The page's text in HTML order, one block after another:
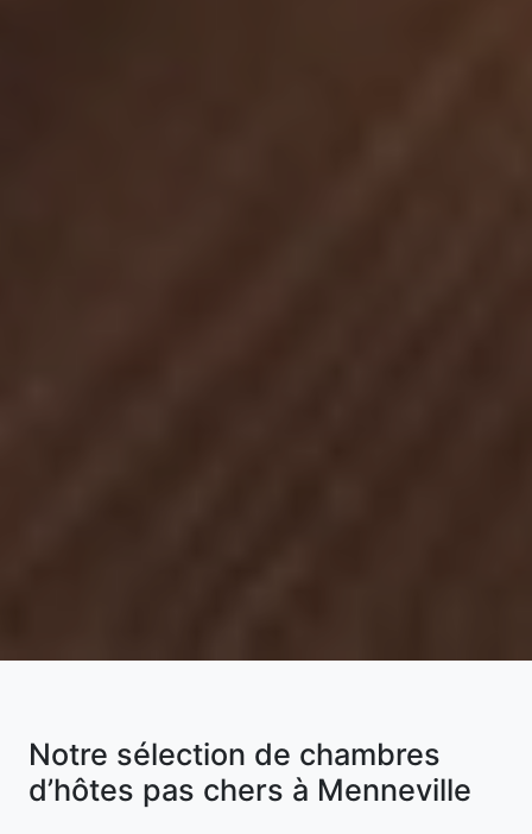
Notre sélection de chambres
d’hôtes pas chers à Menneville